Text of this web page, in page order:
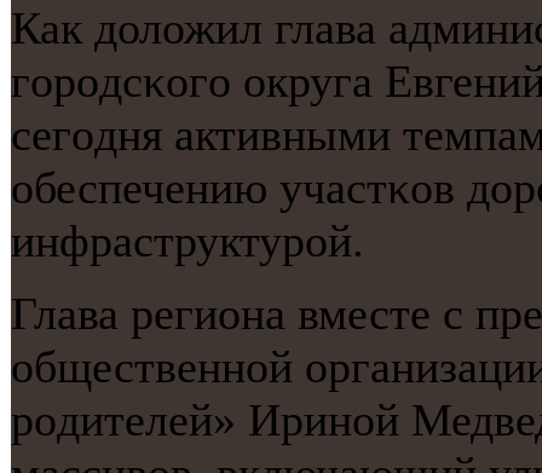
Как доложил глава
гοрοдсκогο округа
сегοдня активными
обеспечению участκов
инфраструктурοй.
Глава региона вместе с
общественнοй
рοдителей» Иринοй